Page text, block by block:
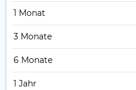
1 Monat
3 Monate
6 Monate
1 Jahr